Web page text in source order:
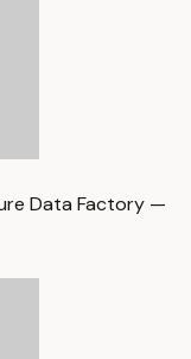
Data Factory —